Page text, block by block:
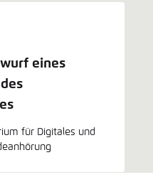
eines
für Digitales und